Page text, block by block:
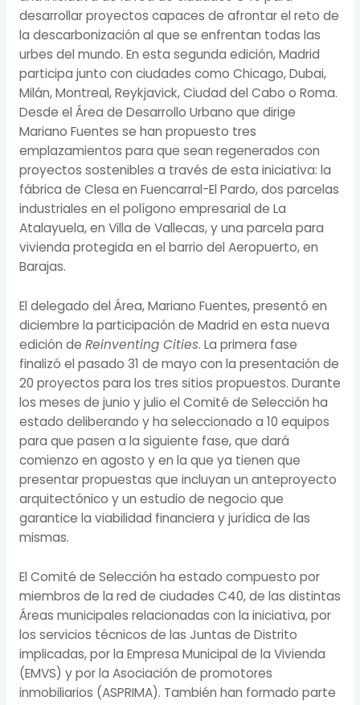
desarrollar proyectos capaces de afrontar el reto de
la descarbonización al que se enfrentan todas las
urbes del mundo. En esta segunda edición, Madrid
participa junto con ciudades como Chicago, Dubai,
Milán, Montreal, Reykjavick, Ciudad del Cabo o Roma.
Desde el Área de Desarrollo Urbano que dirige
Mariano Fuentes se han propuesto tres
emplazamientos para que sean regenerados con
proyectos sostenibles a través de esta iniciativa: la
fábrica de Clesa en Fuencarral-El Pardo, dos parcelas
industriales en el polígono empresarial de La
Atalayuela, en Villa de Vallecas, y una parcela para
vivienda protegida en el barrio del Aeropuerto, en
Barajas.
El delegado del Área, Mariano Fuentes, presentó en
diciembre la participación de Madrid en esta nueva
edición de Reinventing Cities. La primera fase
finalizó el pasado 31 de mayo con la presentación de
20 proyectos para los tres sitios propuestos. Durante
los meses de junio y julio el Comité de Selección ha
estado deliberando y ha seleccionado a 10 equipos
para que pasen a la siguiente fase, que dará
comienzo en agosto y en la que ya tienen que
presentar propuestas que incluyan un anteproyecto
arquitectónico y un estudio de negocio que
garantice la viabilidad financiera y jurídica de las
mismas.
El Comité de Selección ha estado compuesto por
miembros de la red de ciudades C40, de las distintas
Áreas municipales relacionadas con la iniciativa, por
los servicios técnicos de las Juntas de Distrito
implicadas, por la Empresa Municipal de la Vivienda
(EMVS) y por la Asociación de promotores
inmobiliarios (ASPRIMA). También han formado parte